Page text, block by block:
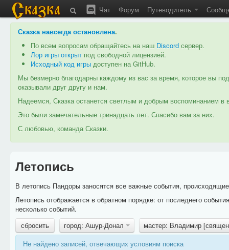
Чат Форум Путеводитель
Сказка навсегда остановлена.
По всем вопросам обращайтесь на наш Discord сервер.
Лор игры открыт под свободной лицензией.
Исходный код игры доступен на GitHub.
Мы безмерно благодарны каждому из вас за время, которое вы
оказывали друг другу и нам.
Надеемся, Сказка останется светлым и добрым воспоминанием
Это были замечательные тринадцать лет. Спасибо вам за них.
С любовью, команда Сказки.
Летопись
В летопись Пандоры заносятся все важные события,
Летопись отображается в обратном порядке: от последнего
несколько событий.
сбросить
город: Ашур-Донал
мастер: Владимир
Не найдено записей, отвечающих условиям поиска